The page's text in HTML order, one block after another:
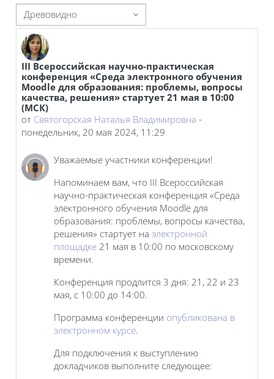
Режим отображения
III Всероссийская научно-практическая
конференция «Среда электронного обучения
Moodle для образования: проблемы, вопросы
качества, решения» стартует 21 мая в 10:00
(МСК)
от Святогорская Наталья Владимировна -
понедельник, 20 мая 2024, 11:29
Количество ответов: 0
Уважаемые участники конференции!
Напоминаем вам, что III Всероссийская
научно-практическая конференция «Среда
электронного обучения Moodle для
образования: проблемы, вопросы качества,
решения» стартует на электронной
площадке 21 мая в 10:00 по московскому
времени.
Конференция продлится 3 дня: 21, 22 и 23
мая, с 10:00 до 14:00.
Программа конференции опубликована в
электронном курсе.
Для подключения к выступлению
докладчиков выполните следующее: